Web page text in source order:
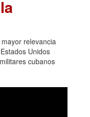
relevancia
Unidos
cubanos